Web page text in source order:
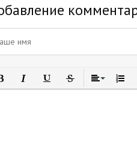
КурсивПодчеркнутый
Зачеркнутый